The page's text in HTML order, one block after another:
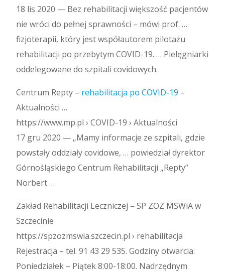
18 lis 2020 — Bez rehabilitacji większość pacjentów
nie wróci do pełnej sprawności – mówi prof. …
fizjoterapii, który jest współautorem pilotażu
rehabilitacji po przebytym COVID-19. … Pielęgniarki
oddelegowane do szpitali covidowych.
Centrum Repty – rehabilitacja po COVID-19 –
Aktualności …
https://www.mp.pl › COVID-19 › Aktualności
17 gru 2020 — „Mamy informacje ze szpitali, gdzie
powstały oddziały covidowe, … powiedział dyrektor
Górnośląskiego Centrum Rehabilitacji „Repty”
Norbert …
Zakład Rehabilitacji Leczniczej – SP ZOZ MSWiA w
Szczecinie
https://spzozmswia.szczecin.pl › rehabilitacja
Rejestracja – tel. 91 43 29 535. Godziny otwarcia:
Poniedziałek – Piątek 8:00-18:00. Nadrzędnym